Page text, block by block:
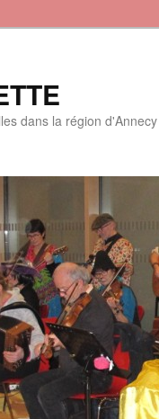
dans la région d'Annecy